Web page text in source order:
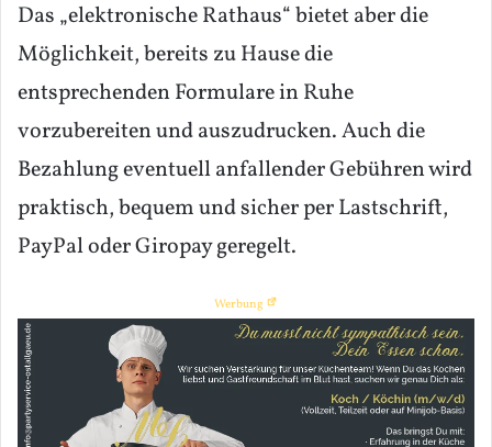
Das „elektronische Rathaus“ bietet aber die
Möglichkeit, bereits zu Hause die
entsprechenden Formulare in Ruhe
vorzubereiten und auszudrucken. Auch die
Bezahlung eventuell anfallender Gebühren wird
praktisch, bequem und sicher per Lastschrift,
PayPal oder Giropay geregelt.
Werbung